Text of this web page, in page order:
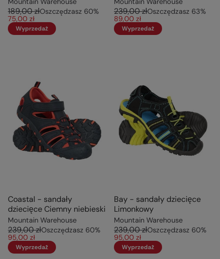
189,00 złOszczędzasz 60%
75,00 zł
Wyprzedaż
239,00 złOszczędzasz 63%
89,00 zł
Wyprzedaż
Coastal - sandały
dziecięce Ciemny niebieski
Mountain Warehouse
239,00 złOszczędzasz 60%
95,00 zł
Wyprzedaż
Bay - sandały dziecięce
Limonkowy
Mountain Warehouse
239,00 złOszczędzasz 60%
95,00 zł
Wyprzedaż